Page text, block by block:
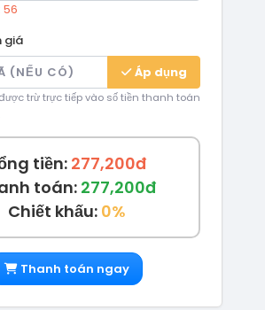
56
giá
Áp dụng
trừ trực tiếp vào số tiền thanh toán
tiền:277,200đ
toán: 277,200đ
Chiết khấu: 0%
Thanh toán ngay